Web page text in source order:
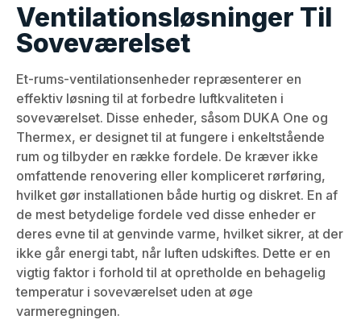
Ventilationsløsninger Til
Soveværelset
Et-rums-ventilationsenheder repræsenterer en
effektiv løsning til at forbedre luftkvaliteten i
soveværelset. Disse enheder, såsom DUKA One og
Thermex, er designet til at fungere i enkeltstående
rum og tilbyder en række fordele. De kræver ikke
omfattende renovering eller kompliceret rørføring,
hvilket gør installationen både hurtig og diskret. En af
de mest betydelige fordele ved disse enheder er
deres evne til at genvinde varme, hvilket sikrer, at der
ikke går energi tabt, når luften udskiftes. Dette er en
vigtig faktor i forhold til at opretholde en behagelig
temperatur i soveværelset uden at øge
varmeregningen.